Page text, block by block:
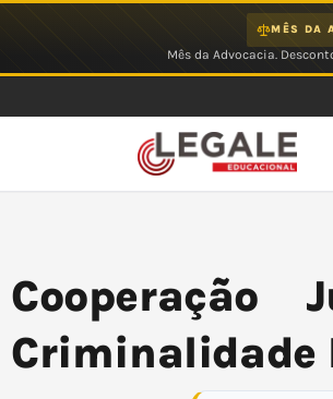
MÊS DA
Mês da Advocacia.
Cooperação
Criminalidade